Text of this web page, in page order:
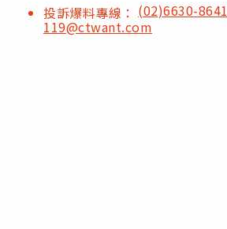
投訴爆料專線： (02)6630-8641
119@ctwant.com